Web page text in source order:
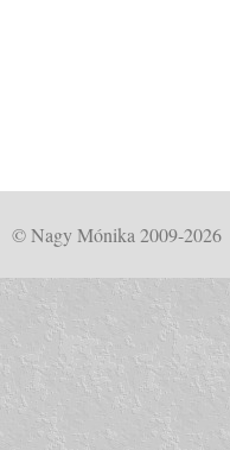
© Nagy Mónika 2009-2026